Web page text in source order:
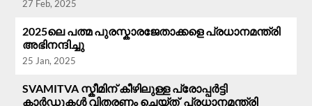
27 Feb, 2025
2025ലെ പത്മ പുരസ്കാരജേതാക്കളെ പ്രധാനമന്ത്രി
അഭിനന്ദിച്ചു
25 Jan, 2025
SVAMITVA സ്കീമിന് കീഴിലുള്ള പ്രോപ്പർട്ടി
കാർഡുകൾ വിതരണം ചെയ്ത് പ്രധാനമന്ത്രി